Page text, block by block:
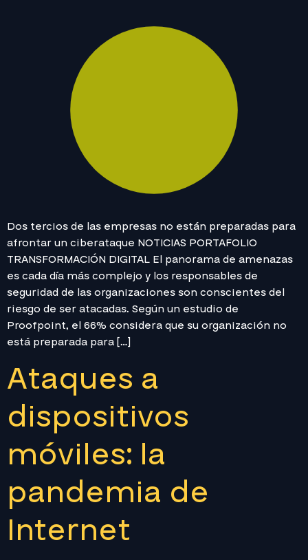
Dos tercios de las empresas no están preparadas para
afrontar un ciberataque NOTICIAS PORTAFOLIO
TRANSFORMACIÓN DIGITAL El panorama de amenazas
es cada día más complejo y los responsables de
seguridad de las organizaciones son conscientes del
riesgo de ser atacadas. Según un estudio de
Proofpoint, el 66% considera que su organización no
está preparada para […]
Ataques a
dispositivos
móviles: la
pandemia de
Internet